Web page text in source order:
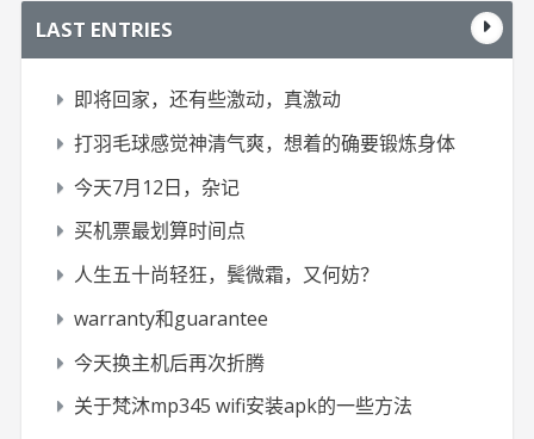
LAST ENTRIES
即将回家，还有些激动，真激动
打羽毛球感觉神清气爽，想着的确要锻炼身体
今天7月12日，杂记
买机票最划算时间点
人生五十尚轻狂，鬓微霜，又何妨？
warranty和guarantee
今天换主机后再次折腾
关于梵沐mp345 wifi安装apk的一些方法